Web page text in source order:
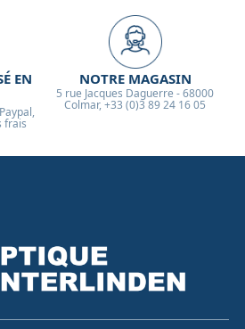
EN
frais
NOTRE MAGASIN
5 rue Jacques Daguerre - 68000
Colmar, +33 (0)3 89 24 16 05